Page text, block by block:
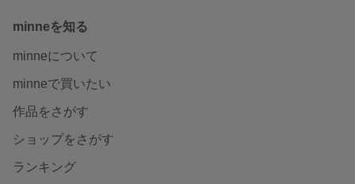
minneを知る
minneについて
minneで買いたい
作品をさがす
ショップをさがす
ランキング